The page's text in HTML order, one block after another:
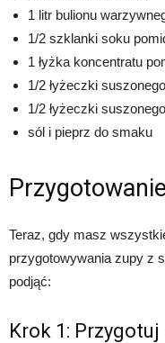
1 litr bulionu
1/2 szklanki soku
1 łyżka koncentratu
1/2 łyżeczki
1/2 łyżeczki
sól i pieprz do smaku
Teraz, gdy masz
przygotowywania zupy z
podjąć:
Krok 1: